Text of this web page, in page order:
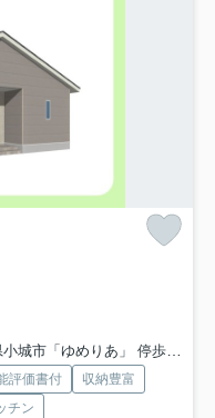
市「ゆめりあ」 停歩22分
評価書付
収納豊富
チン